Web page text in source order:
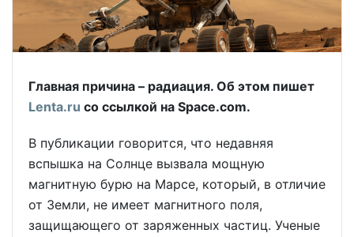
Главная причина – радиация. Об этом пишет
Lenta.ru со ссылкой на Space.com.
В публикации говорится, что недавняя
вспышка на Солнце вызвала мощную
магнитную бурю на Марсе, который, в отличие
от Земли, не имеет магнитного поля,
защищающего от заряженных частиц. Ученые